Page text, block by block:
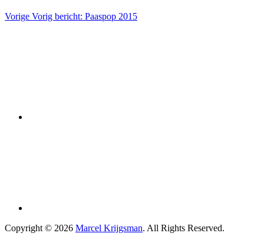
Vorige Vorig bericht: Paaspop 2015
Copyright © 2026 Marcel Krijgsman. All Rights Reserved.